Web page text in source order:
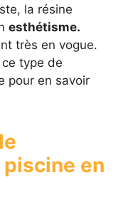
la résine
esthétisme.
très en vogue.
type de
pour en savoir
en